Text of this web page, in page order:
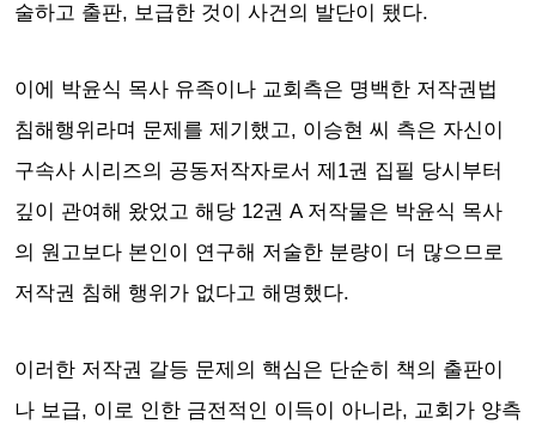
술하고 출판, 보급한 것이 사건의 발단이 됐다.
이에 박윤식 목사 유족이나 교회측은 명백한 저작권법
침해행위라며 문제를 제기했고, 이승현 씨 측은 자신이
구속사 시리즈의 공동저작자로서 제1권 집필 당시부터
깊이 관여해 왔었고 해당 12권 A 저작물은 박윤식 목사
의 원고보다 본인이 연구해 저술한 분량이 더 많으므로
저작권 침해 행위가 없다고 해명했다.
이러한 저작권 갈등 문제의 핵심은 단순히 책의 출판이
나 보급, 이로 인한 금전적인 이득이 아니라, 교회가 양측